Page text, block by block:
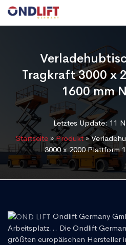
Tragkraft 3000 x
1600 mm
Letztes Update: 11
Startseite»Produkt»
3000 x 2000 Plattform
Ondlift Germany
Arbeitsplatz... Die Ondlift
größten europäischen Hersteller